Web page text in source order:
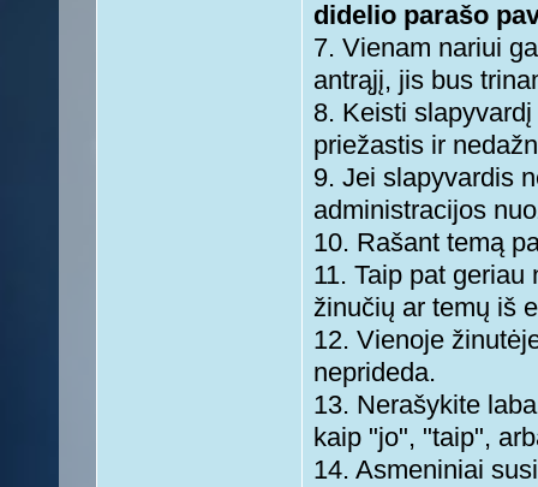
didelio parašo
7. Vienam nariui
antrąjį, jis bus
8. Keisti
priežastis ir
9. Jei slapyvardis
administracijos
10. Rašant temą
11. Taip pat
žinučių ar temų iš
12. Vienoje
neprideda.
13. Nerašykite
kaip "jo", "taip",
14. Asmeniniai